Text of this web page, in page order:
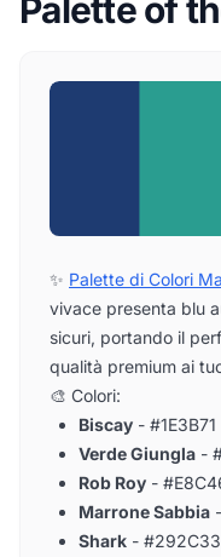
Palette of
✨ Palette di Colori
vivace presenta blu
sicuri, portando il
qualità premium ai
🎨 Colori:
Biscay - #1E3B71
Verde Giungla -
Rob Roy -
Marrone Sabbia
Shark - #292C33